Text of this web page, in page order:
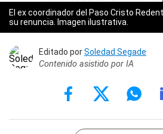
El ex coordinador del Paso Cristo
su renuncia. Imagen ilustrativa.
Editado porSoledad Segade
Contenido asistido por IA